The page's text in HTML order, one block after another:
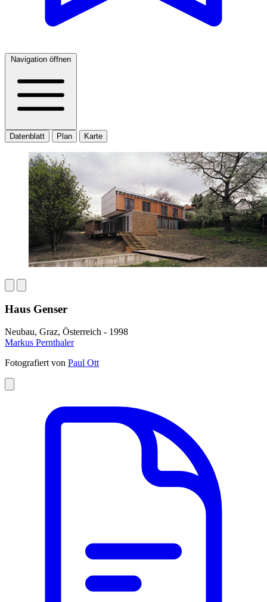
Navigation öffnen
Datenblatt Plan Karte
Haus Genser
Neubau, Graz, Österreich - 1998
Markus Pernthaler
Fotografiert von Paul Ott